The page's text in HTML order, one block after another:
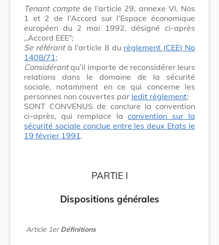
Tenant comptede l’article 29, annexe VI, Nos
1 et 2 de l’Accord sur l’Espace économique
européen du 2 mai 1992, désigné ci-après
,,Accord EEE“;
Se référantà l’article 8 du règlement (CEE) No
1408/71 ;
Considérantqu’il importe de reconsidérer leurs
relations dans le domaine de la sécurité
sociale, notamment en ce qui concerne les
personnes non couvertes par ledit règlement;
SONT CONVENUS de conclure la convention
ci-après, qui remplace laconvention sur la
sécurité sociale conclue entre les deux Etats le
19 février 1991 .
PARTIE I
Dispositions générales
Article 1er Définitions